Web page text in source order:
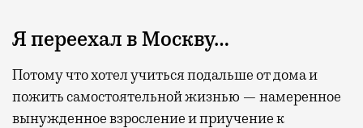
Я переехал в Москву…
Потому что хотел учиться подальше от дома и
пожить самостоятельной жизнью — намеренное
вынужденное взросление и приучение к